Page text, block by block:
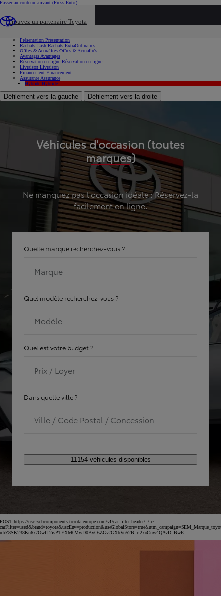
Passer au contenu suivant (Press Enter)
Trouvez un partenaire Toyota
Présentation Présentation
Rachats Cash Rachats ExtraOrdinaires
Offres & Actualités Offres & Actualités
Avantages Avantages
Réservation en ligne Réservation en ligne
Livraison Livraison
Financement Financement
Assurance Assurance
Hybride Hybride
Défilement vers la gauche Défilement vers la droite
Véhicules d'occasion (toutes
marques)
Ne manquez pas l'occasion idéale : Réservez-la
facilement en ligne.
Quelle marque recherchez-vous ?
Marque
Quel modèle recherchez-vous ?
Modèle
Quel est votre budget ?
Prix / Loyer
Dans quelle ville ?
Ville / Code Postal / Concession
11154 véhicules disponibles
POST https://usc-webcomponents.toyota-europe.com/v1/car-filter-header/fr/fr?
uIrZ8SK238Kn6x2OwfL2isPTEXM0MwD0BvOsZGv7GXbVu52B_rl2xoCnw4QAvD_BwE